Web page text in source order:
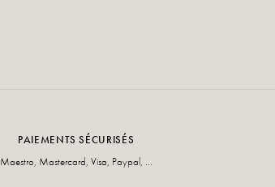
PAIEMENTS SÉCURISÉS
Maestro, Mastercard, Visa, Paypal, ...